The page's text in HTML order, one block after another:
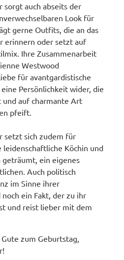
sorgt auch abseits der
Look für
gerne Outfits, die an das
erinnern oder setzt auf
Ihre Zusammenarbeit
Westwood
für avantgardistische
Persönlichkeit wider, die
auf charmante Art
pfeift.
setzt sich zudem für
Köchin und
geträumt, ein eigenes
Auch politisch
im Sinne ihrer
ein Fakt, der zu ihr
und reist lieber mit dem
zum Geburtstag,